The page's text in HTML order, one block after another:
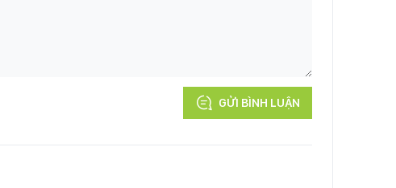
GỬI BÌNH LUẬN